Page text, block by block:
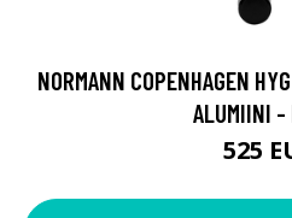
NORMANN COPENHAGEN
ALUMIINI -
525